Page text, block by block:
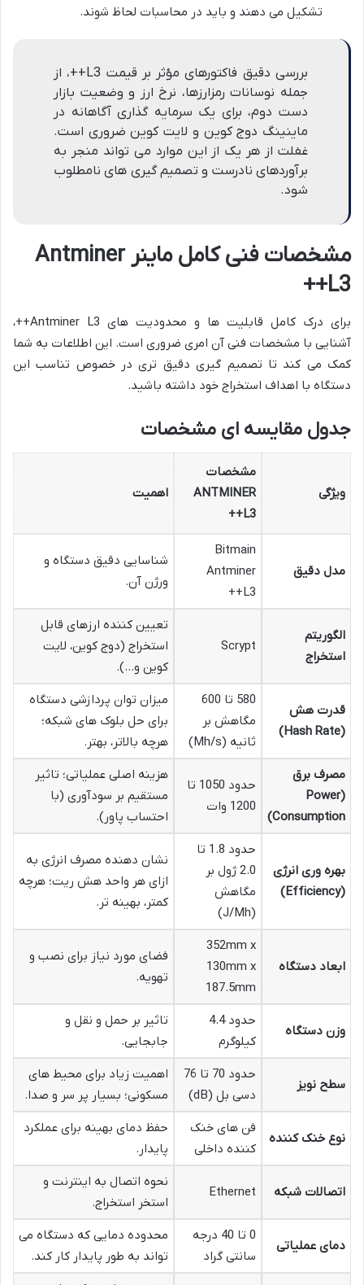
تشکیل می دهند و باید در محاسبات لحاظ شوند.
بررسی دقیق فاکتورهای مؤثر بر قیمت L3++، از
جمله نوسانات رمزارزها، نرخ ارز و وضعیت بازار
دست دوم، برای یک سرمایه گذاری آگاهانه در
ماینینگ دوج کوین و لایت کوین ضروری است.
غفلت از هر یک از این موارد می تواند منجر به
برآوردهای نادرست و تصمیم گیری های نامطلوب
شود.
مشخصات فنی کامل ماینر Antminer
L3++
برای درک کامل قابلیت ها و محدودیت های Antminer L3++،
آشنایی با مشخصات فنی آن امری ضروری است. این اطلاعات به شما
کمک می کند تا تصمیم گیری دقیق تری در خصوص تناسب این
دستگاه با اهداف استخراج خود داشته باشید.
جدول مقایسه ای مشخصات
ویژگی
مشخصات
ANTMINER
L3++
اهمیت
مدل دقیق
Bitmain
Antminer
L3++
شناسایی دقیق دستگاه و
ورژن آن.
الگوریتم
استخراج
Scrypt
تعیین کننده ارزهای قابل
استخراج (دوج کوین، لایت
کوین و…).
قدرت هش
(Hash Rate)
580 تا 600
مگاهش بر
ثانیه (Mh/s)
میزان توان پردازشی دستگاه
برای حل بلوک های شبکه؛
هرچه بالاتر، بهتر.
مصرف برق
(Power
Consumption)
حدود 1050 تا
1200 وات
هزینه اصلی عملیاتی؛ تاثیر
مستقیم بر سودآوری (با
احتساب پاور).
بهره وری انرژی
(Efficiency)
حدود 1.8 تا
2.0 ژول بر
مگاهش
(J/Mh)
نشان دهنده مصرف انرژی به
ازای هر واحد هش ریت؛ هرچه
کمتر، بهینه تر.
ابعاد دستگاه
352mm x
130mm x
187.5mm
فضای مورد نیاز برای نصب و
تهویه.
وزن دستگاه
حدود 4.4
کیلوگرم
تاثیر بر حمل و نقل و
جابجایی.
سطح نویز
حدود 70 تا 76
دسی بل (dB)
اهمیت زیاد برای محیط های
مسکونی؛ بسیار پر سر و صدا.
نوع خنک کننده
فن های خنک
کننده داخلی
حفظ دمای بهینه برای عملکرد
پایدار.
اتصالات شبکه Ethernet
نحوه اتصال به اینترنت و
استخر استخراج.
دمای عملیاتی
0 تا 40 درجه
سانتی گراد
محدوده دمایی که دستگاه می
تواند به طور پایدار کار کند.